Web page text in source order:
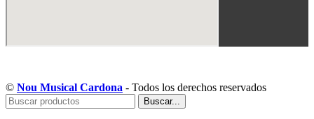
© Nou Musical Cardona - Todos los derechos reservados
Buscar...